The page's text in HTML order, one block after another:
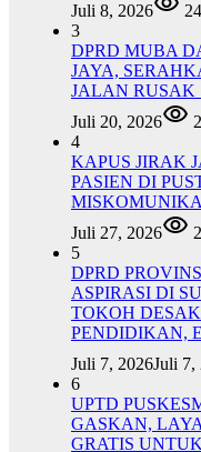
Juli 8, 2026
3
DPRD MUBA
JAYA,
JALAN RUSAK
Juli 20, 2026
4
KAPUS JIRAK
PASIEN DI
Juli 27, 2026
5
DPRD
ASPIRASI DI
TOKOH
PENDIDIKAN,
Juli 7, 2026Juli 7,
6
UPTD
GASKAN,
GRATIS